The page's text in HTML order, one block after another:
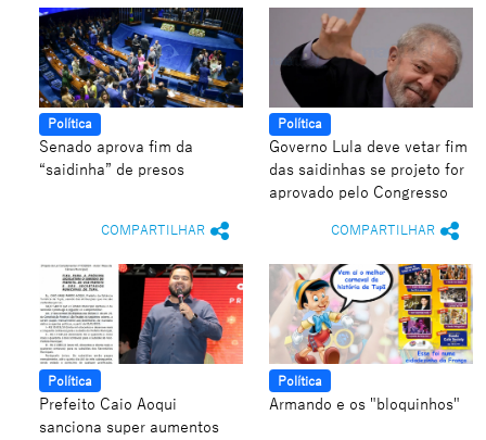
Política
Senado aprova fim da
“saidinha” de presos
COMPARTILHAR
Política
Governo Lula deve vetar fim
das saidinhas se projeto for
aprovado pelo Congresso
COMPARTILHAR
Política
Prefeito Caio Aoqui
sanciona super aumentos
Política
Armando e os "bloquinhos"